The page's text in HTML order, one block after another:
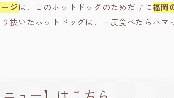
ジ は、このホットドッグのためだけに福岡
抜いたホットドッグは、一度食べたらハマ